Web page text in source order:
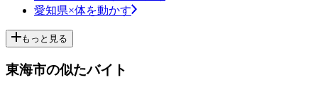
愛知県×体を動かす
もっと見る
東海市の似たバイト